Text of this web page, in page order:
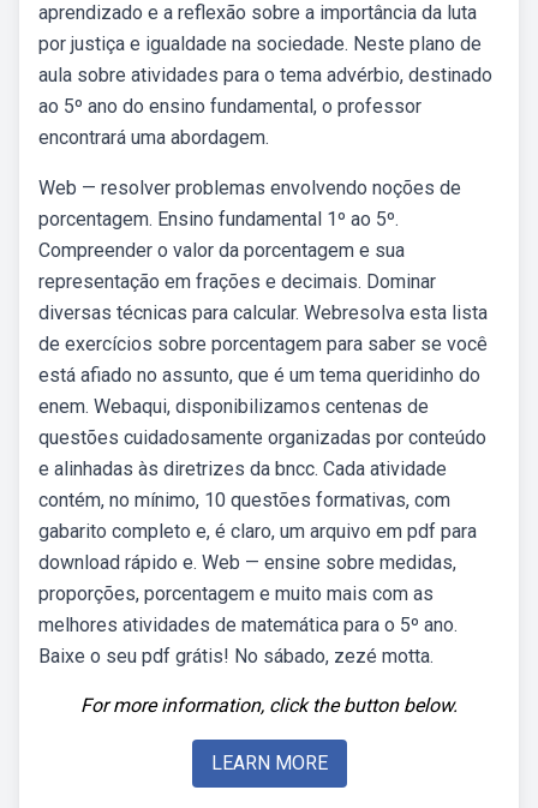
aprendizado e a reflexão sobre a importância da luta
por justiça e igualdade na sociedade. Neste plano de
aula sobre atividades para o tema advérbio, destinado
ao 5º ano do ensino fundamental, o professor
encontrará uma abordagem.
Web — resolver problemas envolvendo noções de
porcentagem. Ensino fundamental 1º ao 5º.
Compreender o valor da porcentagem e sua
representação em frações e decimais. Dominar
diversas técnicas para calcular. Webresolva esta lista
de exercícios sobre porcentagem para saber se você
está afiado no assunto, que é um tema queridinho do
enem. Webaqui, disponibilizamos centenas de
questões cuidadosamente organizadas por conteúdo
e alinhadas às diretrizes da bncc. Cada atividade
contém, no mínimo, 10 questões formativas, com
gabarito completo e, é claro, um arquivo em pdf para
download rápido e. Web — ensine sobre medidas,
proporções, porcentagem e muito mais com as
melhores atividades de matemática para o 5º ano.
Baixe o seu pdf grátis! No sábado, zezé motta.
For more information, click the button below.
LEARN MORE